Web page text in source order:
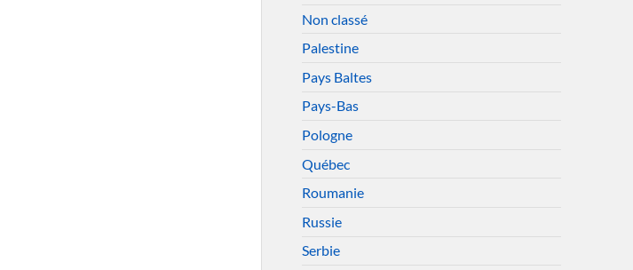
Non classé
Palestine
Pays Baltes
Pays-Bas
Pologne
Québec
Roumanie
Russie
Serbie